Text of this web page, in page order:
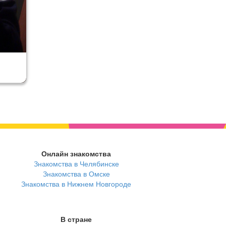
Онлайн знакомства
Знакомства в Челябинске
Знакомства в Омске
Знакомства в Нижнем Новгороде
В стране